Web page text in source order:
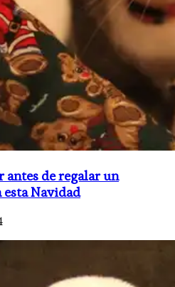
antes de regalar un
Navidad